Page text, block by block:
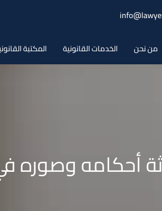
من نحن الخدمات القانونية المكتبة
أحكامه